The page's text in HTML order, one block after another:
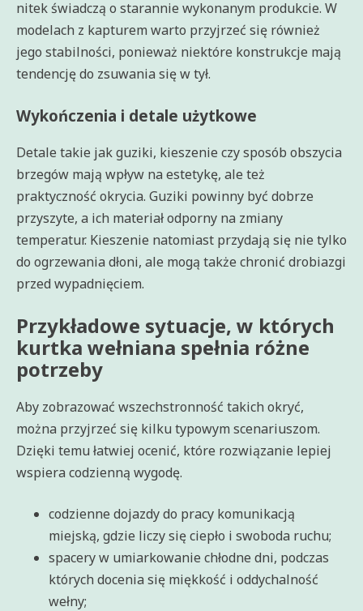
nitek świadczą o starannie wykonanym produkcie. W
modelach z kapturem warto przyjrzeć się również
jego stabilności, ponieważ niektóre konstrukcje mają
tendencję do zsuwania się w tył.
Wykończenia i detale użytkowe
Detale takie jak guziki, kieszenie czy sposób obszycia
brzegów mają wpływ na estetykę, ale też
praktyczność okrycia. Guziki powinny być dobrze
przyszyte, a ich materiał odporny na zmiany
temperatur. Kieszenie natomiast przydają się nie tylko
do ogrzewania dłoni, ale mogą także chronić drobiazgi
przed wypadnięciem.
Przykładowe sytuacje, w których
kurtka wełniana spełnia różne
potrzeby
Aby zobrazować wszechstronność takich okryć,
można przyjrzeć się kilku typowym scenariuszom.
Dzięki temu łatwiej ocenić, które rozwiązanie lepiej
wspiera codzienną wygodę.
codzienne dojazdy do pracy komunikacją
miejską, gdzie liczy się ciepło i swoboda ruchu;
spacery w umiarkowanie chłodne dni, podczas
których docenia się miękkość i oddychalność
wełny;